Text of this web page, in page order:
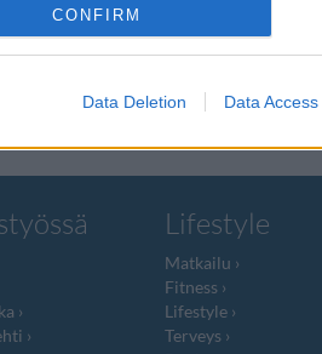
CONFIRM
Data Deletion Data Access
aiemmin
väliin on
Lifestyle
Matkailu
Fitness
Lifestyle
Terveys